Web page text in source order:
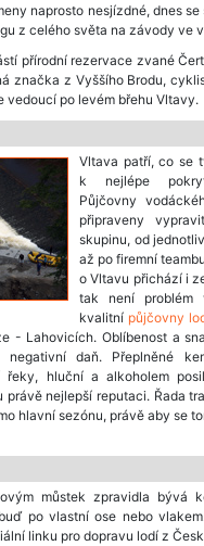
naprosto nesjízdné, dnes
z celého světa na závody ve
přírodní rezervace zvané
značka z Vyššího Brodu,
po levém břehu Vltavy.
Vltava patří, co se
k nejlépe
Půjčovny
připraveny
skupinu, od
až po firemní
o Vltavu přichází i
tak není problém
kvalitní půjčovny
- Lahovicích. Oblíbenost a
daň. Přeplněné
hluční a alkoholem
právě nejlepší reputaci. Řada
hlavní sezónu, právě aby se
můstek zpravidla bývá
po vlastní ose nebo
linku pro dopravu lodí z